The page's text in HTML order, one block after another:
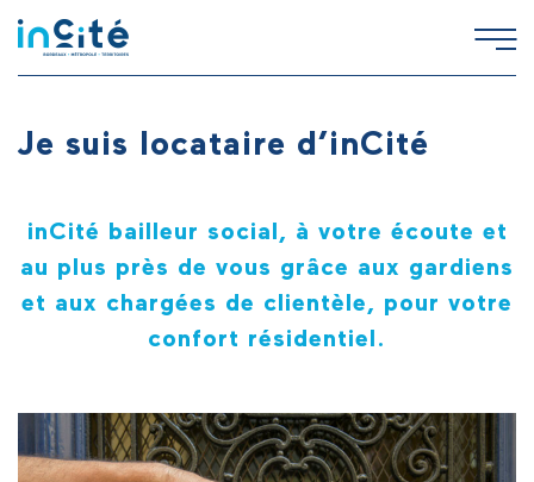
Je suis locataire d’inCité
inCité bailleur social, à votre écoute et
au plus près de vous grâce aux gardiens
et aux chargées de clientèle, pour votre
confort résidentiel.